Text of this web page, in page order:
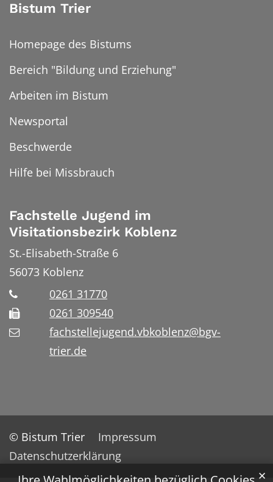
✕
Bistum Trier
Homepage des Bistums
Bereich "Bildung und Erziehung"
Arbeiten im Bistum
Newsportal
Beschwerde
Hilfe bei Missbrauch
Fachstelle Jugend im
Visitationsbezirk Koblenz
St.-Elisabeth-Straße 6
56073 Koblenz
0261 31770
0261 309540
fachstellejugend.vbkoblenz@bgv-
trier.de
© Bistum Trier
Impressum
Datenschutzerklärung